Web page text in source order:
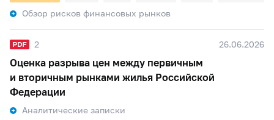
Обзор рисков финансовых рынков
2 26.06.2026
Оценка разрыва цен между первичным
и вторичным рынками жилья Российской
Федерации
Аналитические записки